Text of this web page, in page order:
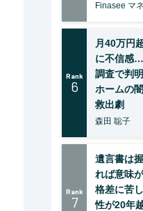
Finasee マ
Rank
6
月40万円
に不信感
調査で判
ホームの
救出劇
森田 聡子
Rank
7
遺言書は
れば意味
格差に苦
性が20年